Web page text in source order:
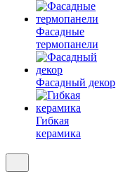
Фасадные
термопанели
Фасадный декор
Гибкая
керамика